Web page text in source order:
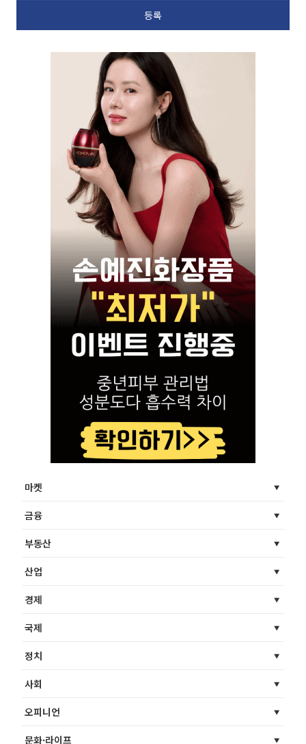
마켓
금융
부동산
산업
경제
국제
정치
사회
오피니언
문화·라이프